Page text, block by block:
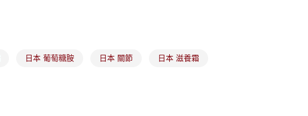
1.分期款項不併入電信帳單，「大哥付你分期」於每月結算日後寄送繳費提
醒簡訊。
付款後全家取貨
🔰父親節送禮推薦
日本 葡萄糖胺 日本 關節 日本 滋養霜